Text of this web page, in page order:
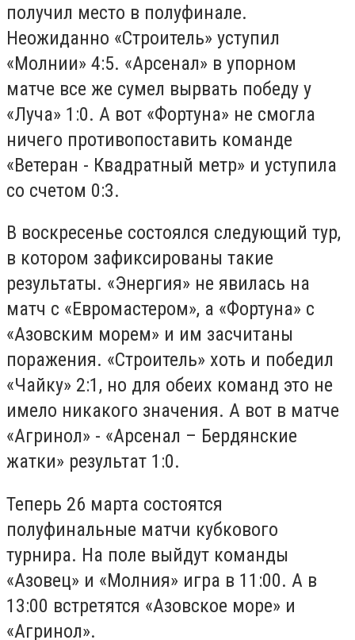
получил место в полуфинале.
Неожиданно «Строитель» уступил
«Молнии» 4:5. «Арсенал» в упорном
матче все же сумел вырвать победу у
«Луча» 1:0. А вот «Фортуна» не смогла
ничего противопоставить команде
«Ветеран - Квадратный метр» и уступила
со счетом 0:3.
В воскресенье состоялся следующий тур,
в котором зафиксированы такие
результаты. «Энергия» не явилась на
матч с «Евромастером», а «Фортуна» с
«Азовским морем» и им засчитаны
поражения. «Строитель» хоть и победил
«Чайку» 2:1, но для обеих команд это не
имело никакого значения. А вот в матче
«Агринол» - «Арсенал – Бердянские
жатки» результат 1:0.
Теперь 26 марта состоятся
полуфинальные матчи кубкового
турнира. На поле выйдут команды
«Азовец» и «Молния» игра в 11:00. А в
13:00 встретятся «Азовское море» и
«Агринол».